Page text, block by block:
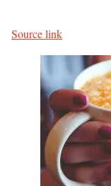
i
Source link